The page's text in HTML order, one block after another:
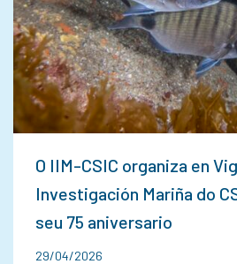
O IIM-CSIC organiza en
Investigación Mariña do
seu 75 aniversario
29/04/2026